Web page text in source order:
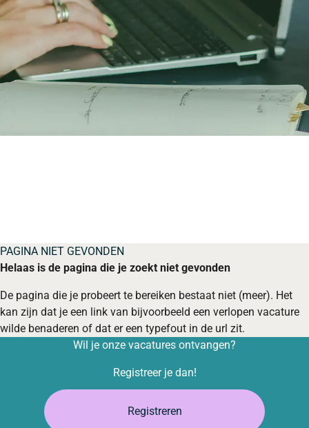
PAGINA NIET GEVONDEN
Helaas is de pagina die je zoekt niet gevonden
De pagina die je probeert te bereiken bestaat niet (meer). Het
kan zijn dat je een link van bijvoorbeeld een verlopen vacature
wilde benaderen of dat er een typefout in de url zit.
Wil je onze vacatures ontvangen?
Registreer je dan!
Registreren